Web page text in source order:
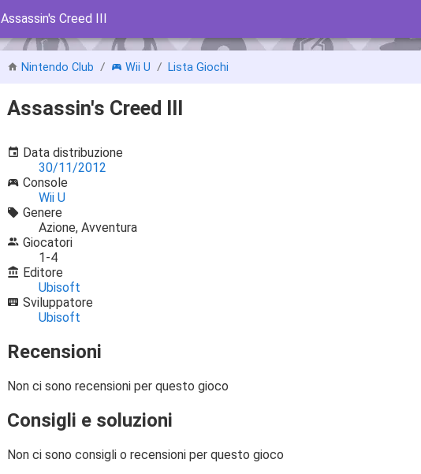
Assassin's Creed III
Nintendo Club Wii U Lista Giochi
Assassin's Creed III
Data distribuzione
30/11/2012
Console
Wii U
Genere
Azione, Avventura
Giocatori
1-4
Editore
Ubisoft
Sviluppatore
Ubisoft
Recensioni
Non ci sono recensioni per questo gioco
Consigli e soluzioni
Non ci sono consigli o recensioni per questo gioco